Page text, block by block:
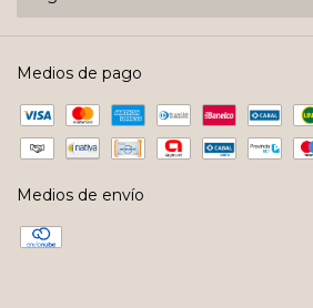
Medios de pago
Medios de envío